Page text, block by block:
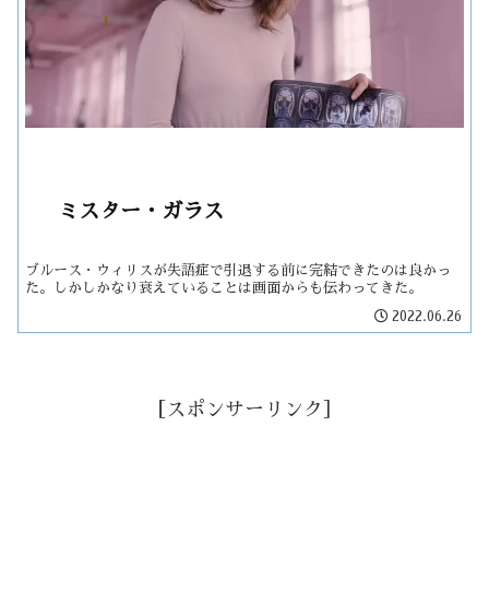
ミスター・ガラス
ブルース・ウィリスが失語症で引退する前に完結できたのは良かっ
た。しかしかなり衰えていることは画面からも伝わってきた。
2022.06.26
［スポンサーリンク］